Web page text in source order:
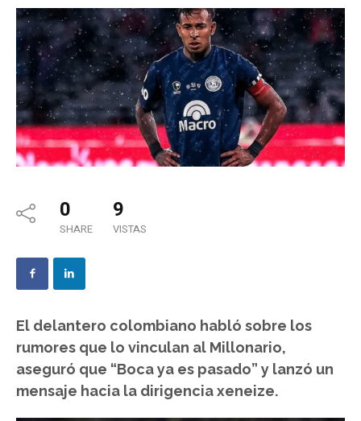
0
SHARE
9
VISTAS
El delantero colombiano habló sobre los
rumores que lo vinculan al Millonario,
aseguró que “Boca ya es pasado” y lanzó un
mensaje hacia la dirigencia xeneize.